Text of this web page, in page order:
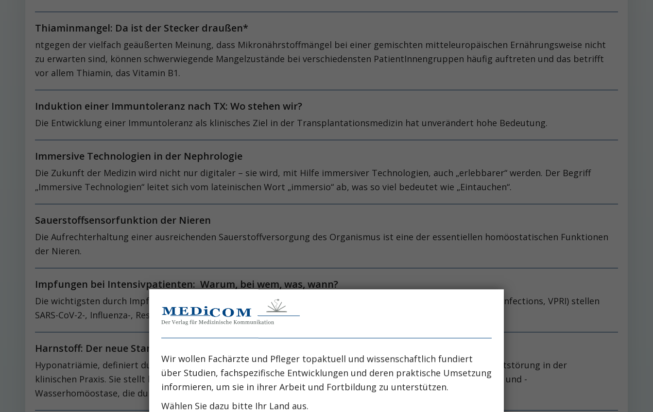
Thiaminmangel: Da ist der Stecker draußen*
ntgegen der vielfach geäußerten Meinung, dass Mikronährstoffmängel bei einer gemischten mitteleuropäischen Ernährungsweise nicht
zu erwarten sind, können schwerwiegende Mangelzustände bei verschiedensten PatientInnengruppen häufig auftreten und das betrifft
vor allem Thiamin, das Vitamin B1.
Induktion einer Immuntoleranz nach TX: Wo stehen wir?
Die Entwicklung einer Immuntoleranz als klinisches Ziel in der Transplantationsmedizin hat unverändert hohe Bedeutung.
Immersive Technologien in der Nephrologie
Die Zukunft der Medizin wird nicht nur digitaler – sie wird, mit Hilfe immersiver Technologien, auch „erlebbarer“ werden. Der Begriff
„Immersive Technologien“ leitet sich vom lateinischen Wort „immersio“ ab, was so viel bedeutet wie „Eintauchen“.
Sauerstoffsensorfunktion der Nieren
Die Aufrechterhaltung einer ausrei­ch­en­den Sauerstoffversorgung des Organismus ist eine der essentiellen homöostatischen Funktionen
der Nieren.
Impfungen bei Intensivpatienten: Warum, bei wem, was, wann?
Die wichtigsten durch Impfungen vermeidbaren respiratorischen Infektionen (vaccine preventable respiratory infections, VPRI) stellen
SARS-CoV-2-, ­Influenza-, Respiratory Syncytial Virus (RSV)- und Pneumokokken-Infektionen dar.
Harnstoff: Der neue Standard in der Therapie der chronischen Hyponatriämie?
Hyponatriämie, definiert durch eine Plasma-Natriumkonzentration unter 135 mmol/l, ist die häufigste Elektrolytstörung in der
klinischen Praxis. Sie stellt keine eigenständige Erkrankung dar, sondern reflektiert eine Dysregula­tion der Salz- und ­
Wasserhomöostase, die durch ein breites Spektrum oft multifaktorieller Ursachen hervorgerufen wird.
Wir wollen Fachärzte und Pfleger topaktuell und wissenschaftlich fundiert
über Studien, fachspezifische Entwicklungen und deren praktische Umsetzung
informieren, um sie in ihrer Arbeit und Fortbildung zu unterstützen.
Wählen Sie dazu bitte Ihr Land aus.